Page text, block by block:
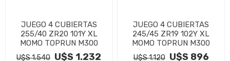
JUEGO 4 CUBIERTAS
255/40 ZR20 101Y XL
MOMO TOPRUN M300
U$S 1.540 U$S 1.232
JUEGO 4 CUBIERTAS
245/45 ZR19 102Y XL
MOMO TOPRUN M300
U$S 1.120 U$S 896